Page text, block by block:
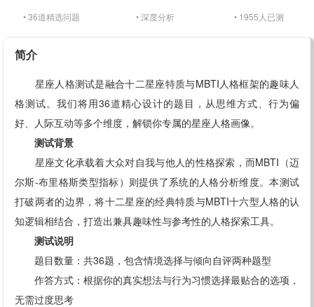
• 36道精选问题 • 深度分析 • 1955人已测
简介
星座人格测试是融合十二星座特质与MBTI人格框架的趣味人
格测试。我们将用36道精心设计的题目，从思维方式、行为偏
好、人际互动等多个维度，解锁你专属的星座人格画像。
测试背景
星座文化承载着大众对自我与他人的性格探索，而MBTI（迈
尔斯-布里格斯类型指标）则提供了系统的人格分析维度。本测试
打破两者的边界，将十二星座的经典特质与MBTI十六型人格的认
知逻辑相结合，打造出兼具趣味性与参考性的人格探索工具。
测试说明
题目数量：共36题，包含情境选择与倾向自评两种题型
作答方式：根据你的真实想法与行为习惯选择最贴合的选项，
无需过度思考